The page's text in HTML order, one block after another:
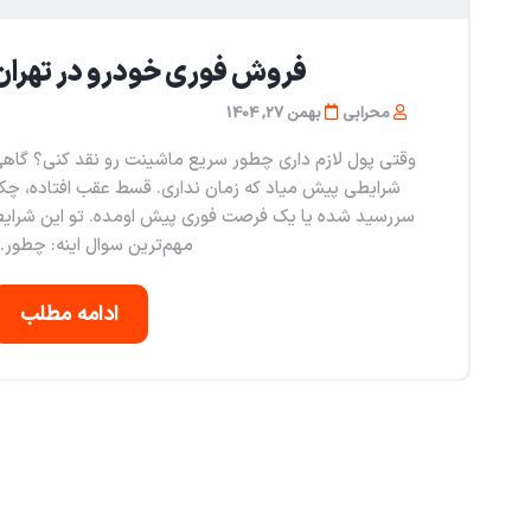
فروش فوری خودرو در
محرابی بهمن 27, 1404
وقتی پول لازم داری چطور سریع ماشینت رو نقد کنی؟
شرایطی پیش میاد که زمان نداری. قسط عقب افتاده،
سررسید شده یا یک فرصت فوری پیش اومده. تو این
مهم‌ترین سوال اینه:
ادامه مطلب